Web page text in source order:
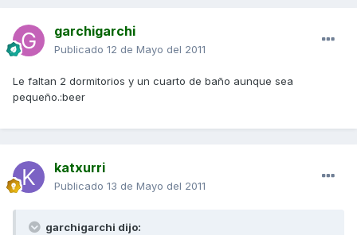
garchigarchi
Publicado 12 de Mayo del 2011
Le faltan 2 dormitorios y un cuarto de baño aunque sea
pequeño.:beer
katxurri
Publicado 13 de Mayo del 2011
garchigarchi dijo: